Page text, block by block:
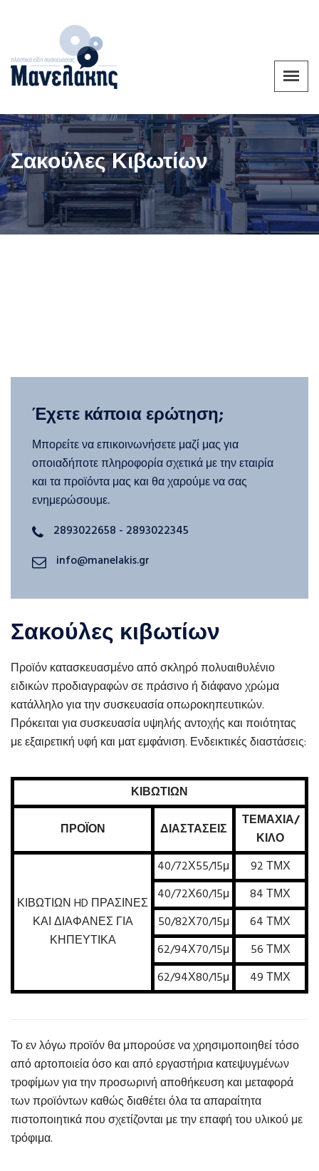
Σακούλες Κιβωτίων
Σακούλες κιβωτίων
Προϊόν κατασκευασμένο από σκληρό πολυαιθυλένιο
ειδικών προδιαγραφών σε πράσινο ή διάφανο χρώμα
κατάλληλο για την συσκευασία οπωροκηπευτικών.
Πρόκειται για συσκευασία υψηλής αντοχής και ποιότητας
με εξαιρετική υφή και ματ εμφάνιση. Ενδεικτικές διαστάσεις:
ΚΙΒΩΤΙΩΝ
ΠΡΟΪΟΝ
ΔΙΑΣΤΑΣΕΙΣ
ΤΕΜΑΧΙΑ/
ΚΙΛΟ
ΚΙΒΩΤΙΩΝ HD ΠΡΑΣΙΝΕΣ
ΚΑΙ ΔΙΑΦΑΝΕΣ ΓΙΑ
ΚΗΠΕΥΤΙΚΑ
40/72Χ55/15μ
92 ΤΜΧ
40/72Χ60/15μ
84 ΤΜΧ
50/82Χ70/15μ
64 ΤΜΧ
62/94Χ70/15μ
56 ΤΜΧ
62/94Χ80/15μ
49 ΤΜΧ
Το εν λόγω προϊόν θα μπορούσε να χρησιμοποιηθεί τόσο
από αρτοποιεία όσο και από εργαστήρια κατεψυγμένων
τροφίμων για την προσωρινή αποθήκευση και μεταφορά
των προϊόντων καθώς διαθέτει όλα τα απαραίτητα
πιστοποιητικά που σχετίζονται με την επαφή του υλικού με
τρόφιμα.
Έχετε κάποια ερώτηση;
Μπορείτε να επικοινωνήσετε μαζί μας για
οποιαδήποτε πληροφορία σχετικά με την εταιρία
και τα προϊόντα μας και θα χαρούμε να σας
ενημερώσουμε.
2893022658 - 2893022345
info@manelakis.gr